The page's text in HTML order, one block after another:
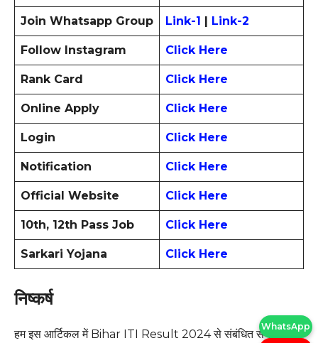
Join Whatsapp Group Link-1 Link-2
Follow Instagram Click Here
Rank Card Click Here
Online Apply Click Here
Login Click Here
Notification Click Here
Official Website Click Here
10th, 12th Pass Job Click Here
Sarkari Yojana Click Here
निष्कर्ष
हम इस आर्टिकल में Bihar ITI Result 2024 से संबंधित सभी
WhatsApp